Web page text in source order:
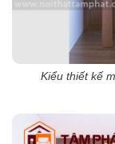
Kiểu thiết kế